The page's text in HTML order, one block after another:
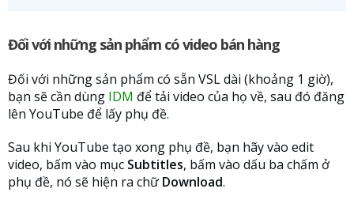
Đối với những sản phẩm có video bán hàng
Đối với những sản phẩm có sẵn VSL dài (khoảng 1 giờ),
bạn sẽ cần dùng IDM để tải video của họ về, sau đó đăng
lên YouTube để lấy phụ đề.
Sau khi YouTube tạo xong phụ đề, bạn hãy vào edit
video, bấm vào mục Subtitles, bấm vào dấu ba chấm ở
phụ đề, nó sẽ hiện ra chữ Download.